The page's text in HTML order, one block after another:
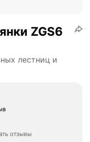
ZGS6
лестниц и
отзывы